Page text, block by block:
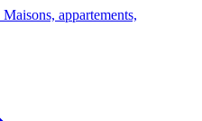
Maisons, appartements,